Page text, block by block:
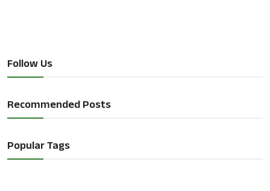
Follow Us
Recommended Posts
Popular Tags